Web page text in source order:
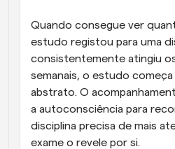
Quando consegue ver
estudo registou para uma
consistentemente atingiu
semanais, o estudo
abstrato. O
a autoconsciência para
disciplina precisa de mais
exame o revele por si.